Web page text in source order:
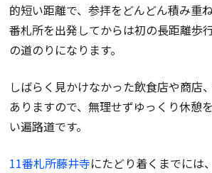
的短い距離で、参拝をどんどん積み重
番札所を出発してからは初の長距離歩
の道のりになります。
しばらく見かけなかった飲食店や商店
ありますので、無理せずゆっくり休憩
い遍路道です。
11番札所藤井寺にたどり着くまでには